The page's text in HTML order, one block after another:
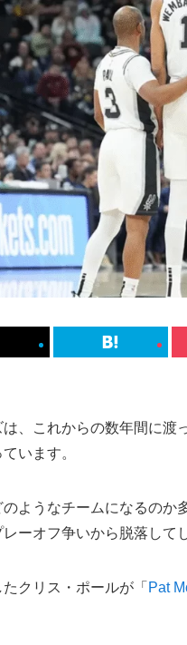
、これからの数年間に
います。
ようなチームになるの
ーオフ争いから脱落して
クリス・ポールが「 Pat